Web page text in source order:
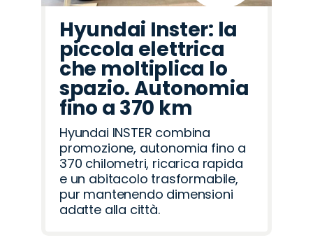
Hyundai Inster: la
piccola elettrica
che moltiplica lo
spazio. Autonomia
fino a 370 km
Hyundai INSTER combina
promozione, autonomia fino a
370 chilometri, ricarica rapida
e un abitacolo trasformabile,
pur mantenendo dimensioni
adatte alla città.